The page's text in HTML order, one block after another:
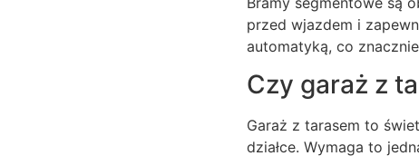
przed wjazdem i
automatyką, co
Czy garaż z
Garaż z tarasem to
działce. Wymaga to